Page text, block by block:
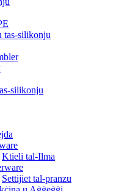
tas-silikonju
silikonju
Ktieli tal-Ilma
Settijiet tal-pranzu